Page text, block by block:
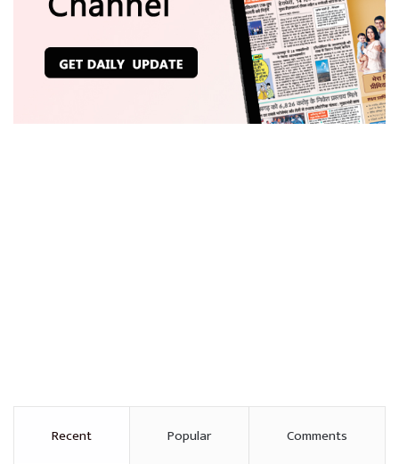
Recent Popular Comments